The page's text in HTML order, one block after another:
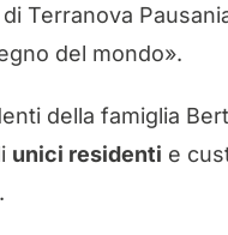
Terranova
del mondo».
della famiglia
unici residenti e